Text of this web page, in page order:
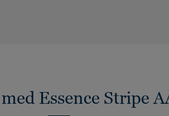
Essence Stripe